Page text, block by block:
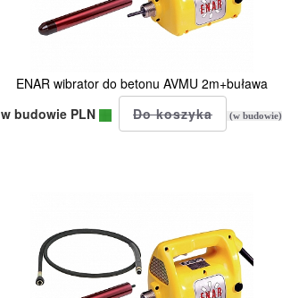
ENAR wibrator do betonu AVMU 2m+buława
w budowie PLN
(w budowie)